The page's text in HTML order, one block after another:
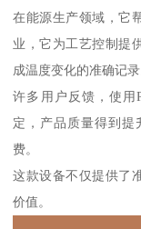
在能源生产领域，它
业，它为工艺控制提
成温度变化的准确记录
许多用户反馈，使用
定，产品质量得到提
费。
这款设备不仅提供了
价值。